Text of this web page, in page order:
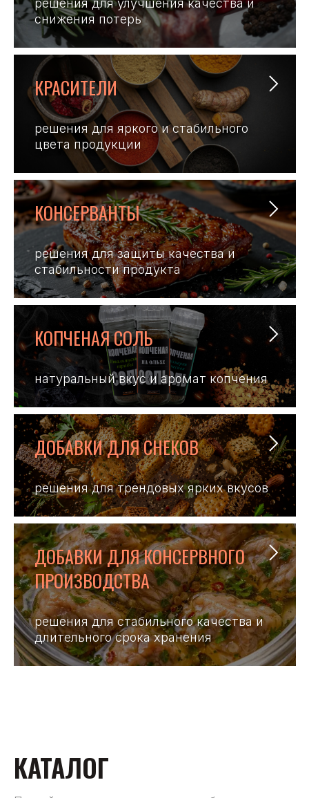
решения для улучшения качества и
снижения потерь
КРАСИТЕЛИ
решения для яркого и стабильного
цвета продукции
КОНСЕРВАНТЫ
решения для защиты качества и
стабильности продукта
КОПЧEНАЯ СОЛЬ
натуральный вкус и аромат копчения
ДОБАВКИ ДЛЯ СНЕКОВ
решения для трендовых ярких вкусов
ДОБАВКИ ДЛЯ КОНСЕРВНОГО
ПРОИЗВОДСТВА
решения для стабильного качества и
длительного срока хранения
КАТАЛОГ